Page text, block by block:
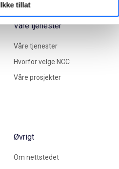
Ikke tillat
Våre tjenester
Våre tjenester
Hvorfor velge NCC
Våre prosjekter
Øvrigt
Om nettstedet